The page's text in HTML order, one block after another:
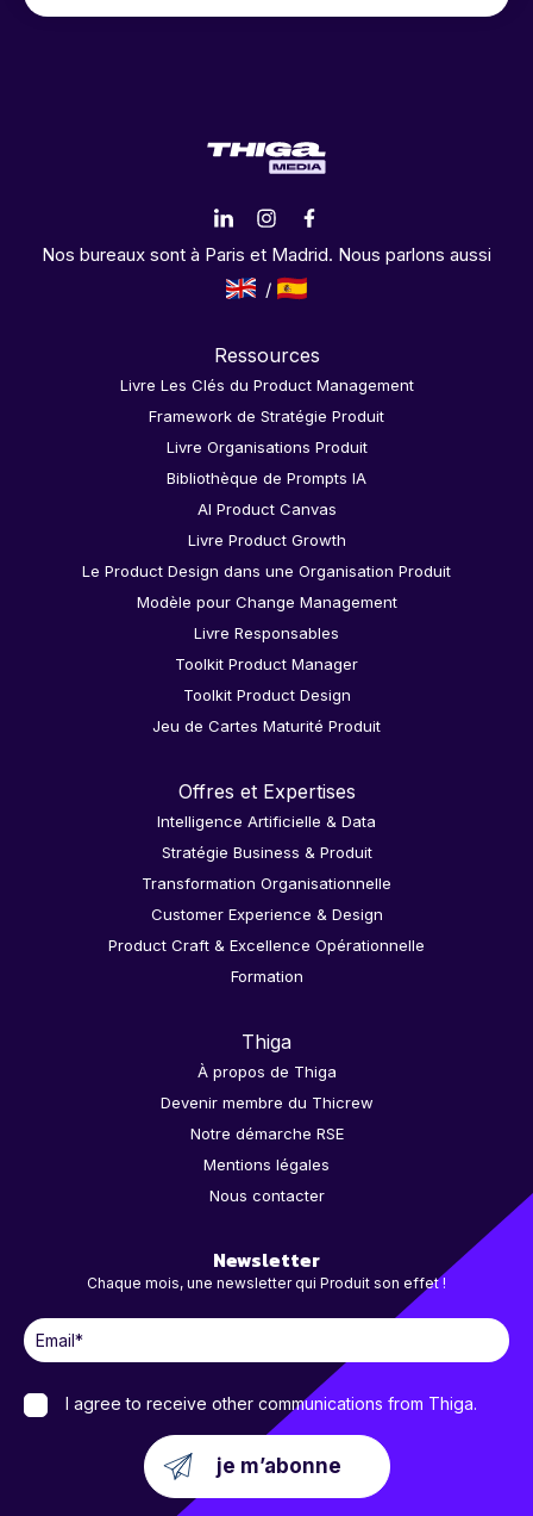
Nos bureaux sont à Paris et Madrid. Nous parlons aussi
Ressources
Livre Les Clés du Product Management
Framework de Stratégie Produit
Livre Organisations Produit
Bibliothèque de Prompts IA
AI Product Canvas
Livre Product Growth
Le Product Design dans une Organisation Produit
Modèle pour Change Management
Livre Responsables
Toolkit Product Manager
Toolkit Product Design
Jeu de Cartes Maturité Produit
Offres et Expertises
Intelligence Artificielle & Data
Stratégie Business & Produit
Transformation Organisationnelle
Customer Experience & Design
Product Craft & Excellence Opérationnelle
Formation
Thiga
À propos de Thiga
Devenir membre du Thicrew
Notre démarche RSE
Mentions légales
Nous contacter
Newsletter
Chaque mois, une newsletter qui Produit son effet !
I agree to receive other communications from Thiga.